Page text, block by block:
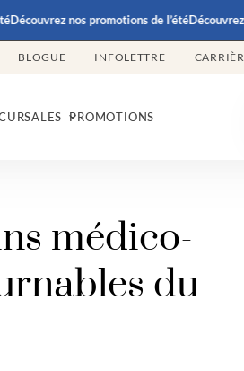
nos promotions de l’étéDécouvrez
BLOGUE INFOLETTRE
PROMOTIONS
médico-
du